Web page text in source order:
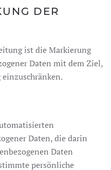
DER
ist die Markierung
Daten mit dem Ziel,
Daten, die darin
Daten
persönliche